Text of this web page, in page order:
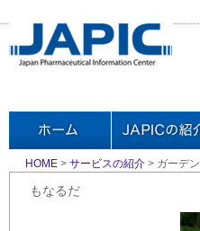
HOME > サービスの紹介 > ガーデン
もなるだ